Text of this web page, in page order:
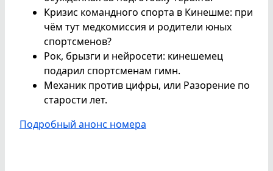
Кризис командного спорта в Кинешме: при
чём тут медкомиссия и родители юных
спортсменов?
Рок, брызги и нейросети: кинешемец
подарил спортсменам гимн.
Механик против цифры, или Разорение по
старости лет.
Подробный анонс номера